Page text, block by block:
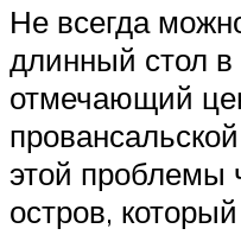
Не всегда
длинный стол в
отмечающий
этой проблемы
остров,